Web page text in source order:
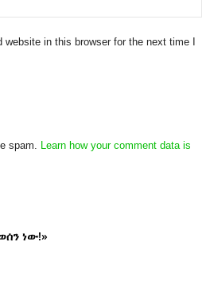
in this browser for the next time I
spam.
Learn how your comment data is
ነው!»